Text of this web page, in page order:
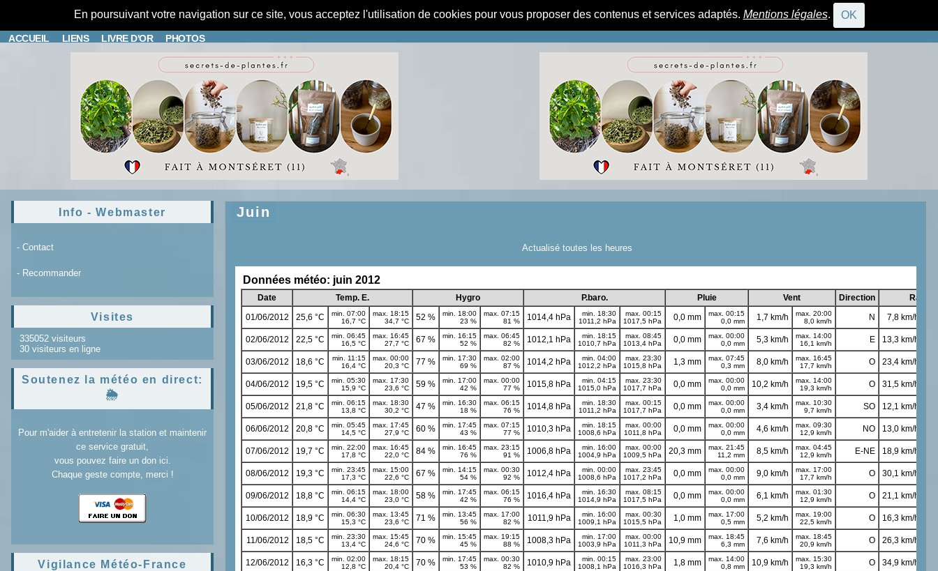
En poursuivant votre navigation sur ce site, vous acceptez l'utilisation de cookies pour vous proposer des contenus et services adaptés. Mentions légales. OK
ACCUEIL
CONNEXION
LIENS LIVRE D'OR PHOTOS
Info - Webmaster
- Contact
- Recommander
Visites
335052 visiteurs
30 visiteurs en ligne
Soutenez la météo en direct:
🌦️
Pour m'aider à entretenir la station et maintenir
ce service gratuit,
vous pouvez faire un don ici.
Chaque geste compte, merci !
Vigilance Météo-France
Juin
Actualisé toutes les heures